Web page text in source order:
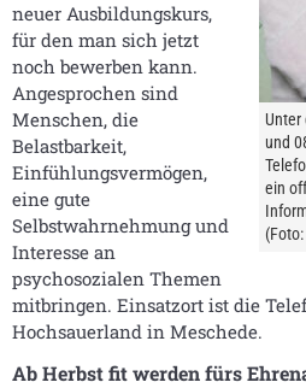
Unter
und
ein
neuer Ausbildungskurs,
für den man sich jetzt
noch bewerben kann.
Angesprochen sind
Menschen, die
Belastbarkeit,
Einfühlungsvermögen,
eine gute
Selbstwahrnehmung und
Interesse an
psychosozialen Themen
mitbringen. Einsatzort ist die
Hochsauerland in Meschede.
Ab Herbst fit werden fürs